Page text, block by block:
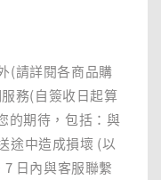
(請詳閱各商品購
務(自簽收日起算
的期待，包括：與
途中造成損壞 (以
日內與客服聯繫